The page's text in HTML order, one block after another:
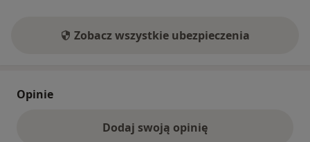
Zobacz wszystkie ubezpieczenia
Opinie
Dodaj swoją opinię